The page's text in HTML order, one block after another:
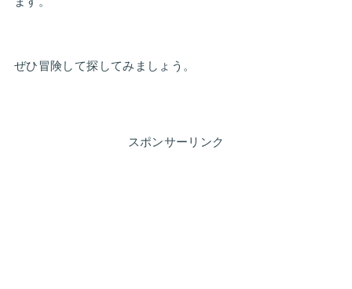
ぜひ冒険して探してみましょう。
スポンサーリンク